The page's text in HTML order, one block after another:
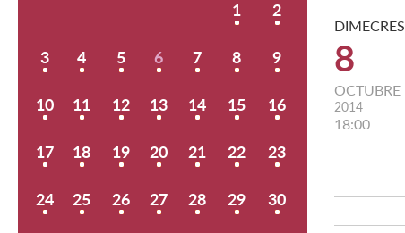
1 2
3 4 5 6 7 8 9
10 11 12 13 14 15 16
17 18 19 20 21 22 23
24 25 26 27 28 29 30
DIMECRES
8
OCTUBRE
2014
18:00